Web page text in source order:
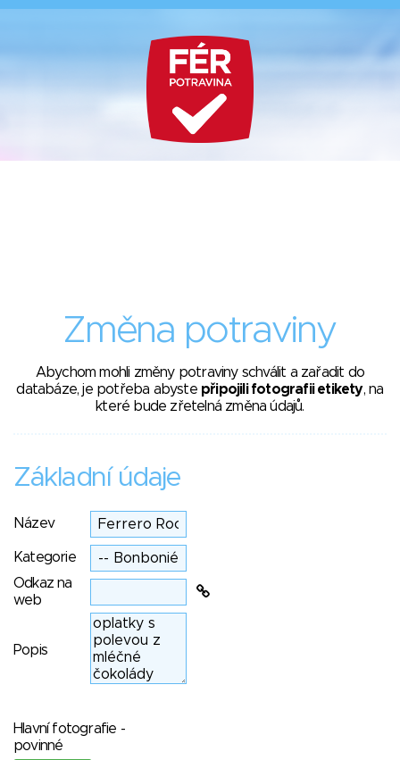
Změna potraviny
Abychom mohli změny potraviny schválit a zařadit do
databáze, je potřeba abyste připojili fotografii etikety, na
které bude zřetelná změna údajů.
Základní údaje
Název
Kategorie
Odkaz na
web
Popis
Hlavní fotografie -
povinné